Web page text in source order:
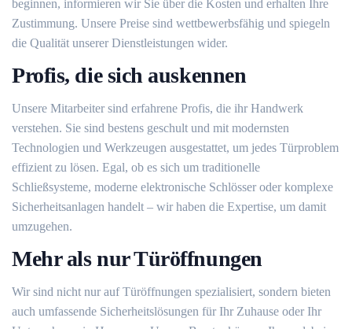
beginnen, informieren wir Sie über die Kosten und erhalten Ihre
Zustimmung. Unsere Preise sind wettbewerbsfähig und spiegeln
die Qualität unserer Dienstleistungen wider.
Profis, die sich auskennen
Unsere Mitarbeiter sind erfahrene Profis, die ihr Handwerk
verstehen. Sie sind bestens geschult und mit modernsten
Technologien und Werkzeugen ausgestattet, um jedes Türproblem
effizient zu lösen. Egal, ob es sich um traditionelle
Schließsysteme, moderne elektronische Schlösser oder komplexe
Sicherheitsanlagen handelt – wir haben die Expertise, um damit
umzugehen.
Mehr als nur Türöffnungen
Wir sind nicht nur auf Türöffnungen spezialisiert, sondern bieten
auch umfassende Sicherheitslösungen für Ihr Zuhause oder Ihr